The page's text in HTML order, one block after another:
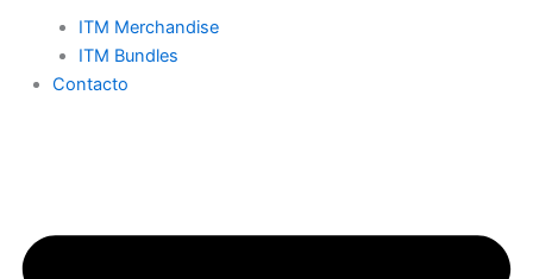
ITM Merchandise
ITM Bundles
Contacto